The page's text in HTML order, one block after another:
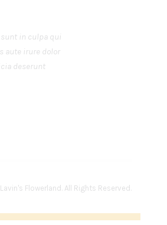
in culpa qui
aute irure dolor
deserunt
Flowerland. All Rights Reserved.